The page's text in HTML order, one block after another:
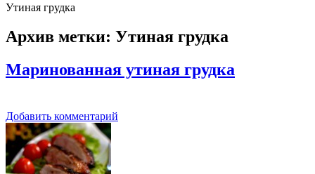
Утиная грудка
Архив метки: Утиная грудка
Маринованная утиная грудка
Добавить комментарий